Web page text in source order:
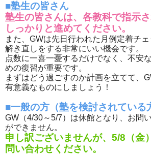
■塾生の皆さん
塾生の皆さんは、各教科で指示
しっかりと進めてください。
また、GWは先日行われた月例定着チ
解き直しをする非常にいい機会です。
点数に一喜一憂するだけでなく、不安
めの復習が重要です。
まずはどう過ごすのか計画を立てて、
有意義なものにしましょう！
■一般の方（塾を検討されている
GW（4/30～5/7）は休館となり、お問
ができません。
申し訳ございませんが、5/8（金
問い合わせください。